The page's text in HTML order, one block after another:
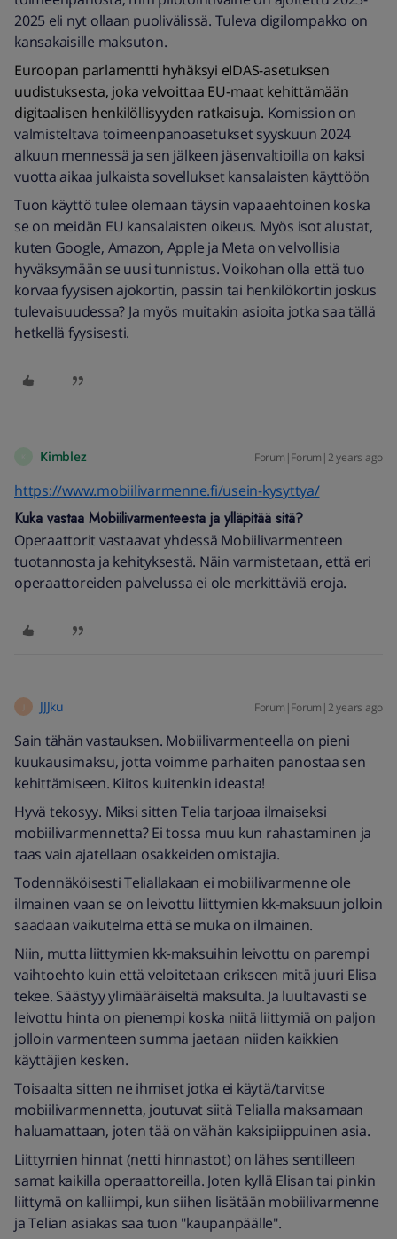
2025 eli nyt ollaan puolivälissä. Tuleva digilompakko on
kansakaisille maksuton.
Euroopan parlamentti hyhäksyi eIDAS-asetuksen
uudistuksesta, joka velvoittaa EU-maat kehittämään
digitaalisen henkilöllisyyden ratkaisuja. Komission on
valmisteltava toimeenpanoasetukset syyskuun 2024
alkuun mennessä ja sen jälkeen jäsenvaltioilla on kaksi
vuotta aikaa julkaista sovellukset kansalaisten käyttöön
Tuon käyttö tulee olemaan täysin vapaaehtoinen koska
se on meidän EU kansalaisten oikeus. Myös isot alustat,
kuten Google, Amazon, Apple ja Meta on velvollisia
hyväksymään se uusi tunnistus. Voikohan olla että tuo
korvaa fyysisen ajokortin, passin tai henkilökortin joskus
tulevaisuudessa? Ja myös muitakin asioita jotka saa tällä
hetkellä fyysisesti.
Kimblez Forum|Forum|2 years ago
https://www.mobiilivarmenne.fi/usein-kysyttya/
Kuka vastaa Mobiilivarmenteesta ja ylläpitää sitä?
Operaattorit vastaavat yhdessä Mobiilivarmenteen
tuotannosta ja kehityksestä. Näin varmistetaan, että eri
operaattoreiden palvelussa ei ole merkittäviä eroja.
JJJku Forum|Forum|2 years ago
Sain tähän vastauksen. Mobiilivarmenteella on pieni
kuukausimaksu, jotta voimme parhaiten panostaa sen
kehittämiseen. Kiitos kuitenkin ideasta!
Hyvä tekosyy. Miksi sitten Telia tarjoaa ilmaiseksi
mobiilivarmennetta? Ei tossa muu kun rahastaminen ja
taas vain ajatellaan osakkeiden omistajia.
Todennäköisesti Teliallakaan ei mobiilivarmenne ole
ilmainen vaan se on leivottu liittymien kk-maksuun jolloin
saadaan vaikutelma että se muka on ilmainen.
Niin, mutta liittymien kk-maksuihin leivottu on parempi
vaihtoehto kuin että veloitetaan erikseen mitä juuri Elisa
tekee. Säästyy ylimääräiseltä maksulta. Ja luultavasti se
leivottu hinta on pienempi koska niitä liittymiä on paljon
jolloin varmenteen summa jaetaan niiden kaikkien
käyttäjien kesken.
Toisaalta sitten ne ihmiset jotka ei käytä/tarvitse
mobiilivarmennetta, joutuvat siitä Telialla maksamaan
haluamattaan, joten tää on vähän kaksipiippuinen asia.
Liittymien hinnat (netti hinnastot) on lähes sentilleen
samat kaikilla operaattoreilla. Joten kyllä Elisan tai pinkin
liittymä on kalliimpi, kun siihen lisätään mobiilivarmenne
ja Telian asiakas saa tuon "kaupanpäälle".